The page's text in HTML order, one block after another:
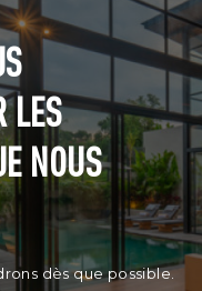
LES
NOUS
dès que possible.